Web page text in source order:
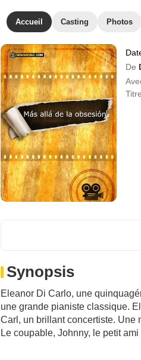
Accueil Casting Photos
De
Synopsis
Eleanor Di Carlo, une
une grande pianiste classique.
Carl, un brillant concertiste. Une
Le coupable, Johnny, le petit